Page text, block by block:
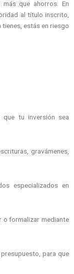
que ahorros. En
al título inscrito,
tienes, estás en riesgo
tu inversión sea
gravámenes,
especializados en
o formalizar mediante
para que